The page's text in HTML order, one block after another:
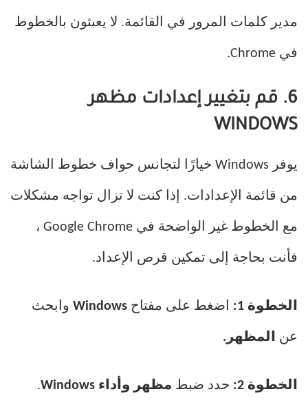
مدير كلمات المرور في القائمة. لا يعبثون بالخطوط
في Chrome.
6. قم بتغيير إعدادات مظهر
WINDOWS
يوفر Windows خيارًا لتجانس حواف خطوط الشاشة
من قائمة الإعدادات. إذا كنت لا تزال تواجه مشكلات
مع الخطوط غير الواضحة في Google Chrome ،
فأنت بحاجة إلى تمكين قرص الإعداد.
الخطوة 1: اضغط على مفتاح Windows وابحث
عن المظهر.
الخطوة 2: حدد ضبط مظهر وأداء Windows .